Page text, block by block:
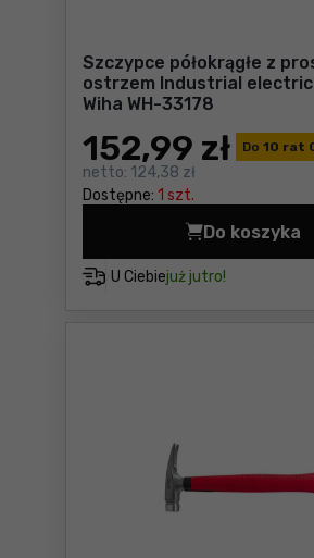
Szczypce półokrągłe z
ostrzem Industrial electric
Wiha WH-33178
Do 10 rat
152,99 zł
netto: 124,38 zł
Dostępne: 1 szt.
U Ciebiejuż jutro!
Do koszyka